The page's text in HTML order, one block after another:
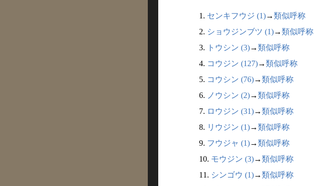
1. センキフウジ (1)→類似呼称
2. ショウジンブツ (1)→類似呼称
3.
トウシン (3)→類似呼称
4. コウジン (127)→類似呼称
5. コウシン (76)→類似呼称
6. ノウシン (2)→類似呼称
7. ロウジン (31)→類似呼称
8. リウジン (1)→類似呼称
9. フウジャ (1)→類似呼称
10. モウジン (3)→類似呼称
11. シンゴウ (1)→類似呼称